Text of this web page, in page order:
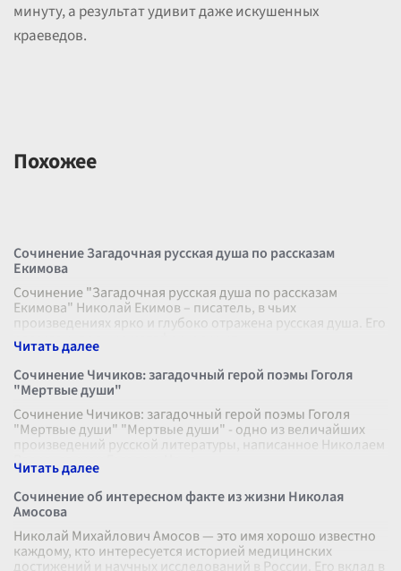
минуту, а результат удивит даже искушенных
краеведов.
Похожее
Сочинение Загадочная русская душа по рассказам
Екимова
Сочинение "Загадочная русская душа по рассказам
Екимова" Николай Екимов – писатель, в чьих
произведениях ярко и глубоко отражена русская душа. Его
рассказы, полные метафор и скрыт
Сочинение Чичиков: загадочный герой поэмы Гоголя
"Мертвые души"
Сочинение Чичиков: загадочный герой поэмы Гоголя
"Мертвые души" "Мертвые души" - одно из величайших
произведений русской литературы, написанное Николаем
Васильевичем Гоголем. Цент
Сочинение об интересном факте из жизни Николая
Амосова
Николай Михайлович Амосов — это имя хорошо известно
каждому, кто интересуется историей медицинских
достижений и научных исследований в России. Его вклад в